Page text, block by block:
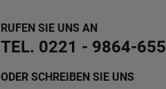
RUFEN SIE UNS AN
TEL. 0221 - 9864-655
ODER SCHREIBEN SIE UNS